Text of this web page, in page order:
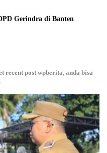
Gerindra di Banten
recent post wpberita, anda bisa